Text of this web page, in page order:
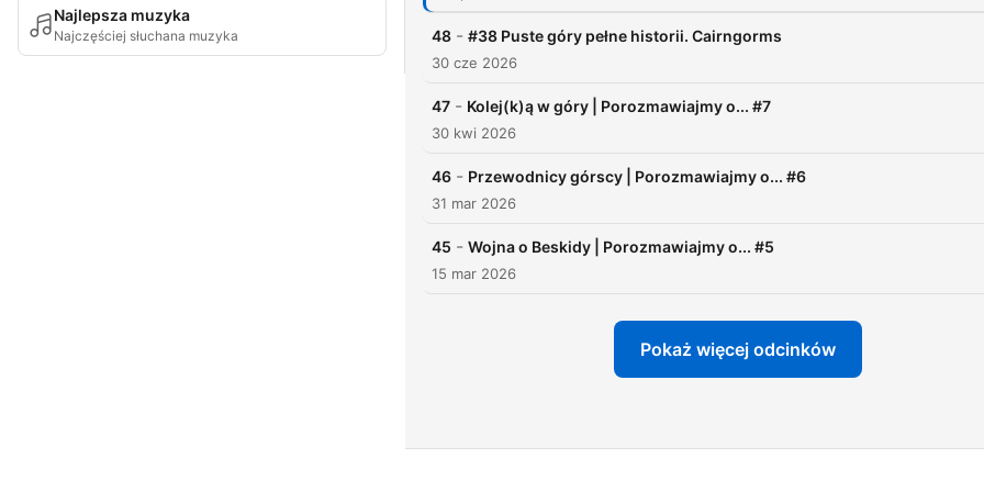
Najlepsza muzyka
Najczęściej słuchana muzyka
dowolny odcinek podkastu,
albo jeszcze lepiej -
na szlak!
48 - #38 Puste góry pełne historii. Cairngorms
30 cze 2026
47 - Kolej(k)ą w góry | Porozmawiajmy o... #7
30 kwi 2026
46 - Przewodnicy górscy | Porozmawiajmy o... #6
31 mar 2026
45 - Wojna o Beskidy | Porozmawiajmy o... #5
15 mar 2026
Pokaż więcej odcinków